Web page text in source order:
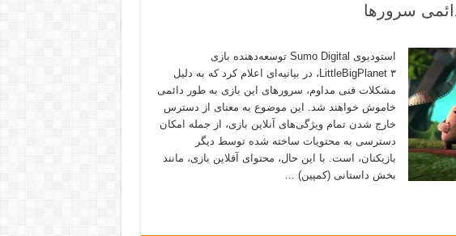
استودیوی Sumo Digital توسعه‌دهنده بازی
LittleBigPlanet ۳، در بیانیه‌ای اعلام کرد که به دلیل
مشکلات فنی مداوم، سرورهای این بازی به طور دائمی
خاموش خواهند شد. این موضوع به معنای از دسترس
خارج شدن تمام ویژگی‌های آنلاین بازی، از جمله امکان
دسترسی به محتویات ساخته شده توسط دیگر
بازیکنان، است. با این حال، محتوای آفلاین بازی، مانند
بخش داستانی (کمپین) …